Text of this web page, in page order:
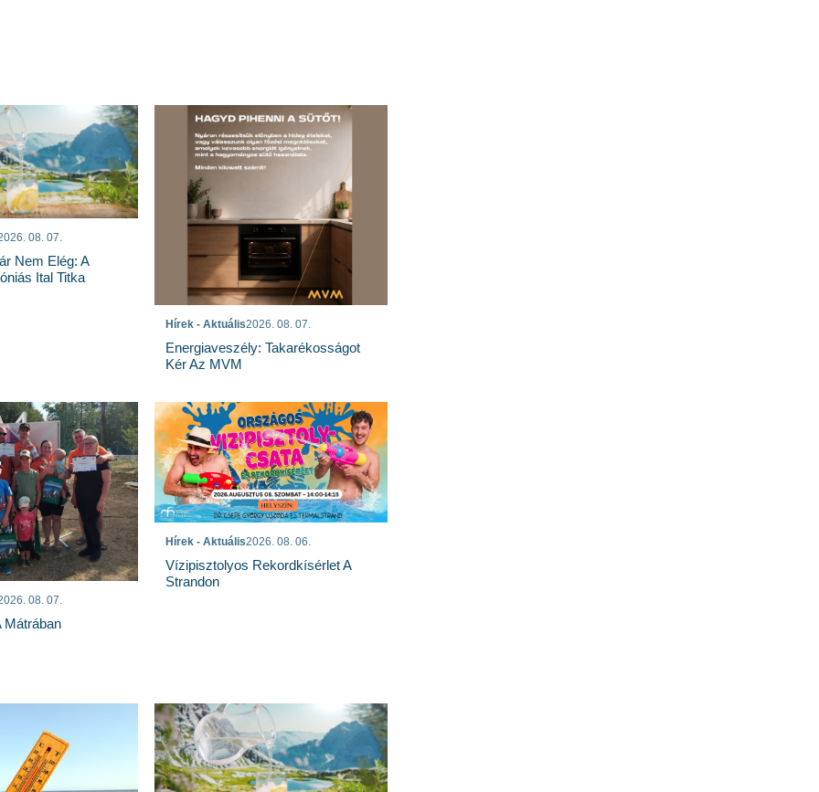
08. 07.
Nem Elég: A
Ital Titka
Hírek - Aktuális2026. 08. 07.
Energiaveszély: Takarékosságot
Kér Az MVM
08. 07.
Mátrában
Hírek - Aktuális2026. 08. 06.
Vízipisztolyos Rekordkísérlet A
Strandon